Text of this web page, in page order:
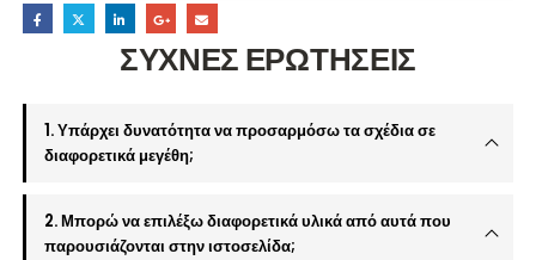
ΣΥΧΝΕΣ ΕΡΩΤΗΣΕΙΣ
1. Υπάρχει δυνατότητα να προσαρμόσω τα σχέδια σε
διαφορετικά μεγέθη;
2. Μπορώ να επιλέξω διαφορετικά υλικά από αυτά που
παρουσιάζονται στην ιστοσελίδα;